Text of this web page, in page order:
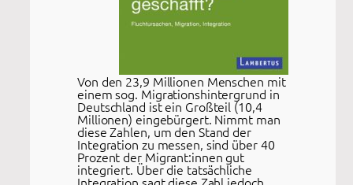
Von den 23,9 Millionen Menschen mit
einem sog. Migrationshintergrund in
Deutschland ist ein Großteil (10,4
Millionen) eingebürgert. Nimmt man
diese Zahlen, um den Stand der
Integration zu messen, sind über 40
Prozent der Migrant:innen gut
integriert. Über die tatsächliche